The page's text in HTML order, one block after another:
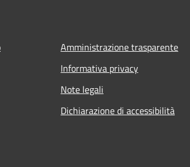
Amministrazione trasparente
Informativa privacy
Note legali
Dichiarazione di accessibilità